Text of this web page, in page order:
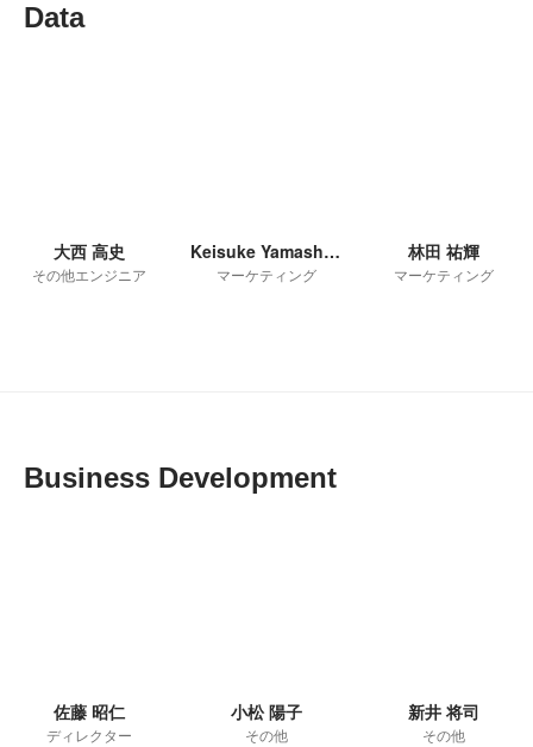
Data
大西 高史
その他エンジニア
Keisuke Yamashita
マーケティング
林田 祐輝
マーケティング
Business Development
佐藤 昭仁
ディレクター
小松 陽子
その他
新井 将司
その他